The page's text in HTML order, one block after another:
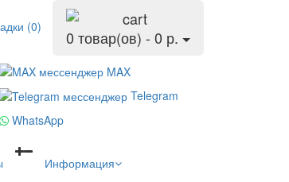
(0)
0 товар(ов) - 0 р.
MAX
Telegram
WhatsApp
Информация